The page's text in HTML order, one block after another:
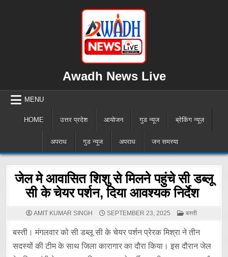
Awadh News Live
MENU
HOME उत्तर प्रदेश आयोजन गुड न्यूज ब्रेकिंग न्यूज़
अपराध गुड न्यूज अपराध जन समस्या
जेल मे आवासित शिशु से मिलने पहुंचे सी डब्लू
सी के चेयर पर्शन, दिया आवश्यक निर्देश
AMIT KUMAR SINGH SEPTEMBER 23, 2025
POSTED
IN
बस्ती
बस्ती। मंगलवार को सी डब्लू सी के चेयर पर्शन प्रेरक मिश्रा ने तीन
सदस्यों की टीम के साथ जिला कारागार का दौरा किया। इस दौरान जेल